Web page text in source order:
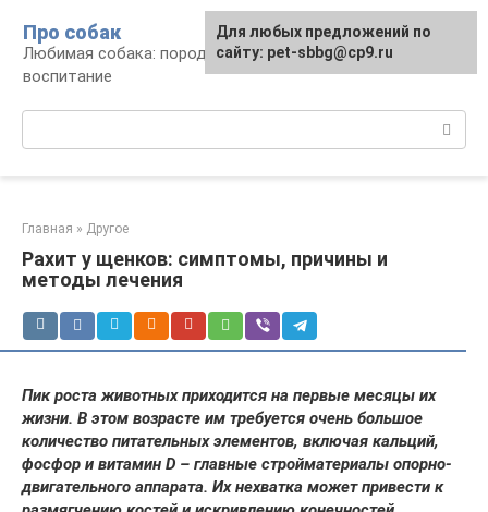
контенту
Про собак
Любимая собака: породы, содержание,
воспитание
Главная » Другое
Рахит у щенков: симптомы, причины и
методы лечения
Пик роста животных приходится на первые месяцы их
жизни. В этом возрасте им требуется очень большое
количество питательных элементов, включая кальций,
фосфор и витамин D – главные стройматериалы опорно-
двигательного аппарата. Их нехватка может привести к
Для любых предложений по
сайту: pet-sbbg@cp9.ru